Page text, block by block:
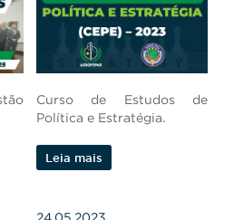
Curso de Estudos de
Política e Estratégia.
Leia mais
24.05.2023